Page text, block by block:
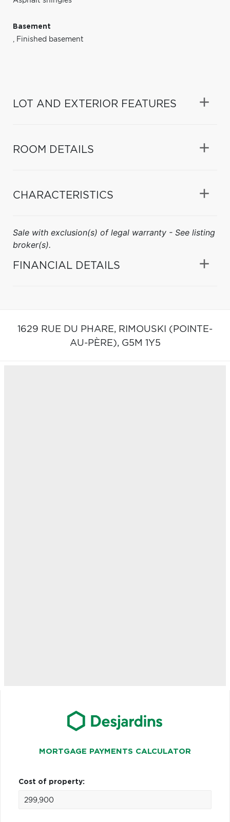
Basement
, Finished basement
LOT AND EXTERIOR FEATURES
ROOM DETAILS
CHARACTERISTICS
Sale with exclusion(s) of legal warranty - See listing
broker(s).
FINANCIAL DETAILS
1629 RUE DU PHARE, RIMOUSKI (POINTE-
AU-PÈRE), G5M 1Y5
MORTGAGE PAYMENTS CALCULATOR
Cost of property: